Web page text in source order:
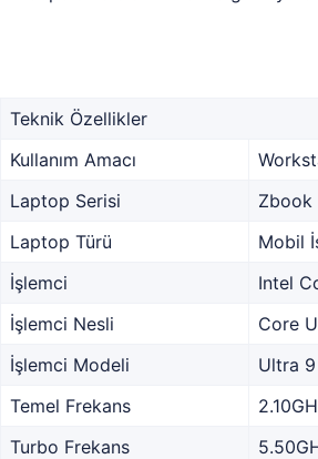
Teknik Özellikler
Kullanım Amacı
Laptop Serisi
Zbook
Laptop Türü
Mobil
İşlemci
Intel
İşlemci Nesli
Core
İşlemci Modeli
Ultra
Temel Frekans
Turbo Frekans